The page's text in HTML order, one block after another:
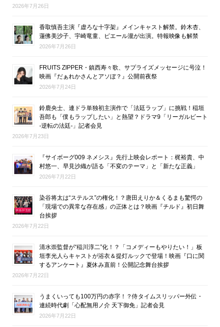
2026年7月26日
香取慎吾主演『虚ろな十字架』メインキャスト解禁。鈴木杏、
蓮佛美沙子、宇崎竜童、ピエール瀧が出演。特報映像も解禁
2026年7月26日
FRUITS ZIPPER・鎮西寿々歌、サプライズメッセージに号泣！
映画『だぁれかさんとアソぼ？』公開前夜祭
2026年7月24日
鈴鹿央士、連ドラ単独初主演作で「法廷ラップ」に挑戦！稲垣
吾郎も「僕もラップしたい」と熱望？ドラマ9「リーガルビート
-逆転の法廷-」記者会見
2026年7月23日
『サイボーグ009 ネメシス』先行上映会レポート：梶裕貴、中
村悠一、早見沙織が語る「不変のテーマ」と「新たな正義」
2026年7月22日
染谷将太は“ステルス”の権化！？唐田えりか＆くるまも驚愕の
「現場での異常な存在感」の正体とは？映画『チルド』初日舞
台挨拶
2026年7月22日
清水崇監督が“稲川淳二”化！？「コメディーもやりたい！」板
垣李光人らキャストが浴衣＆提灯ルックで登場！映画『口に関
するアンケート』夏休み直前！公開記念舞台挨拶
2026年7月22日
うまくいっても100万円の赤字！？侍タイムスリッパー外伝・
連続時代劇「心配無用ノ介 天下御免」記者会見
2026年7月22日